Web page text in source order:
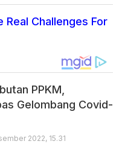
Challenges For
PPKM,
Gelombang Covid-
2022, 15.31